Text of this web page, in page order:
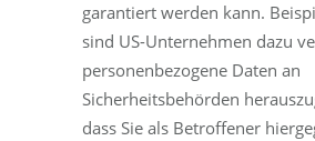
garantiert werden kann.
sind US-Unternehmen dazu
personenbezogene Daten an
Sicherheitsbehörden
dass Sie als Betroffener